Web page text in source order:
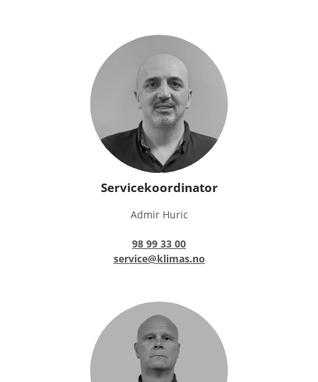
Servicekoordinator
Admir Huric
98 99 33 00
service@klimas.no